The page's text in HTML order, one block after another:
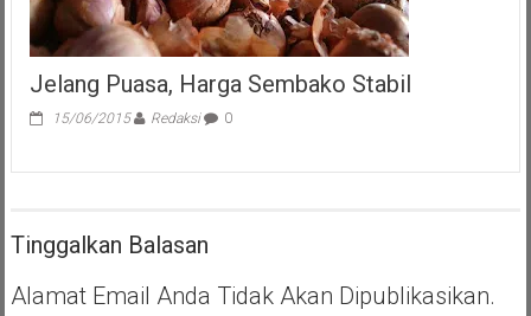
Jelang Puasa, Harga Sembako Stabil
15/06/2015 Redaksi 0
Tinggalkan Balasan
Alamat Email Anda Tidak Akan Dipublikasikan.